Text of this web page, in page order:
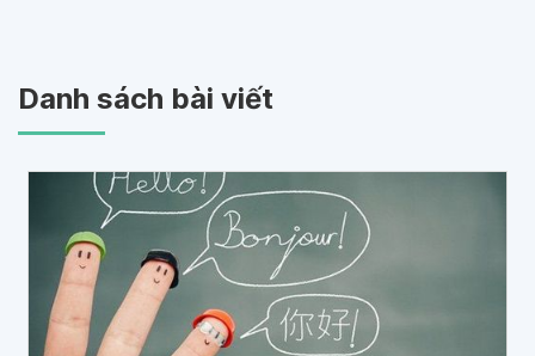
Danh sách bài viết